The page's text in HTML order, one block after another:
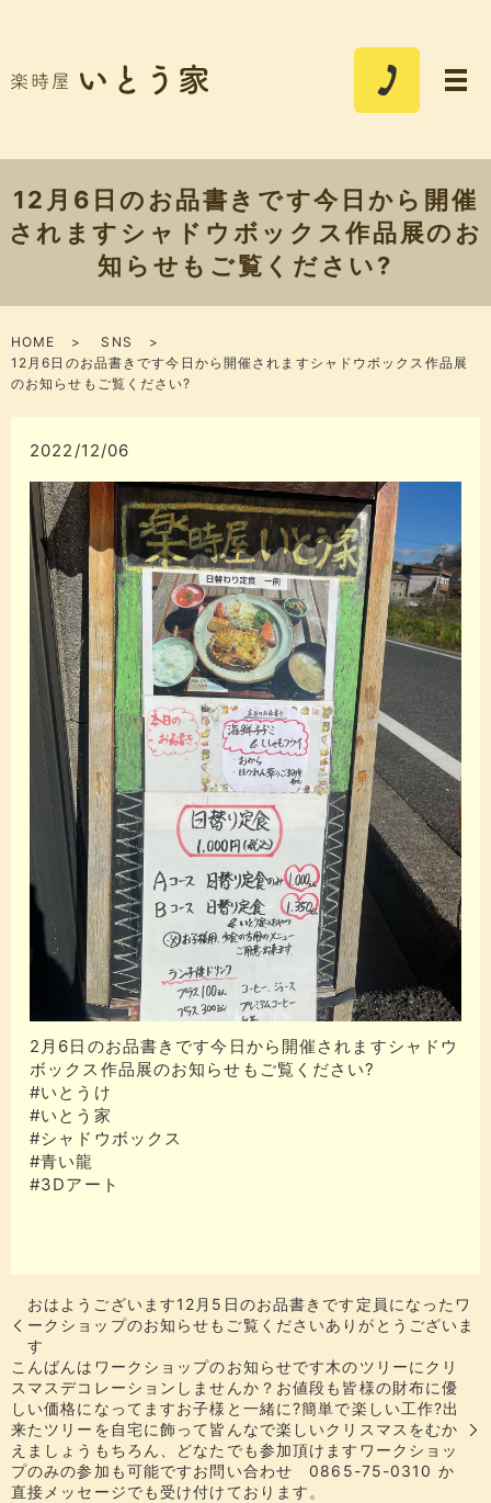
12月6日のお品書きです今日から開催
されますシャドウボックス作品展のお
知らせもご覧ください?
HOME
SNS
12月6日のお品書きです今日から開催されますシャドウボックス作品展
のお知らせもご覧ください?
2022/12/06
2月6日のお品書きです今日から開催されますシャドウ
ボックス作品展のお知らせもご覧ください?
#いとうけ
#いとう家
#シャドウボックス
#青い龍
#3Dアート
おはようございます12月5日のお品書きです定員になったワ
ークショップのお知らせもご覧くださいありがとうございま
す
こんばんはワークショップのお知らせです木のツリーにクリ
スマスデコレーションしませんか？お値段も皆様の財布に優
しい価格になってますお子様と一緒に?簡単で楽しい工作?出
来たツリーを自宅に飾って皆んなで楽しいクリスマスをむか
えましょうもちろん、どなたでも参加頂けます️ワークショッ
プのみの参加も可能ですお問い合わせ 0865-75-0310 か
直接メッセージでも受け付けております。